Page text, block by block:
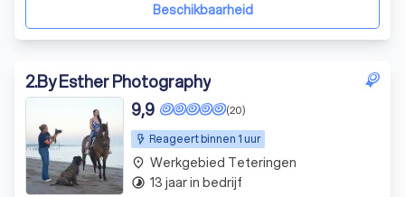
Beschikbaarheid
2.By Esther Photography
Reageert binnen 1 uur
(20)
9,9
place Werkgebied Teteringen
timelapse 13 jaar in bedrijf